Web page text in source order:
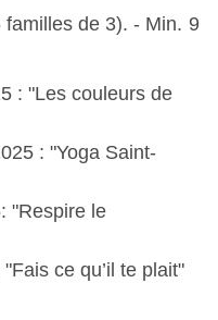
familles de 3). - Min. 9
: "Les couleurs de
: "Yoga Saint-
"Respire le
ce qu’il te plait"